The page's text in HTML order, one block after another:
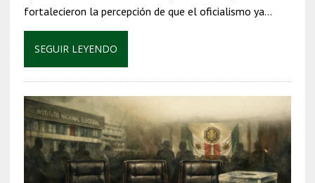
fortalecieron la percepción de que el oficialismo ya…
SEGUIR LEYENDO